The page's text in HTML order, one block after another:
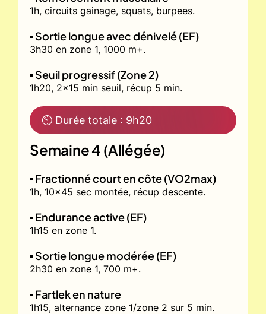
1h, circuits gainage, squats, burpees.
▪️ Sortie longue avec dénivelé (EF)
3h30 en zone 1, 1000 m+.
▪️ Seuil progressif (Zone 2)
1h20, 2x15 min seuil, récup 5 min.
⏲ Durée totale : 9h20
Semaine 4 (Allégée)
▪️ Fractionné court en côte (VO2max)
1h, 10x45 sec montée, récup descente.
▪️ Endurance active (EF)
1h15 en zone 1.
▪️ Sortie longue modérée (EF)
2h30 en zone 1, 700 m+.
▪️ Fartlek en nature
1h15, alternance zone 1/zone 2 sur 5 min.